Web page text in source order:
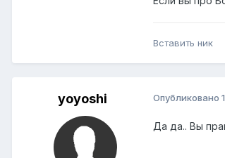
Вставить ник
yoyoshi Опубликовано
Да да.. Вы